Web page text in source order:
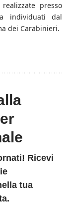
presso
individuati dal
dei Carabinieri.
Ricevi
tua